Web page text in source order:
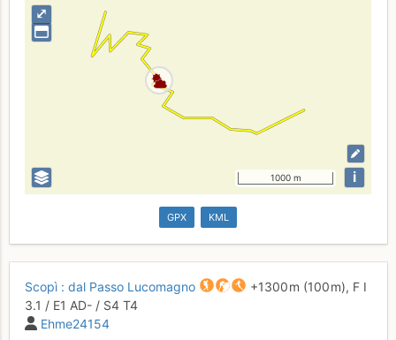
⤢
1000 m i
GPX KML
Scopì : dal Passo Lucomagno +1300 m (100 m), F I
3.1 / E1 AD- / S4 T4
Ehme24154